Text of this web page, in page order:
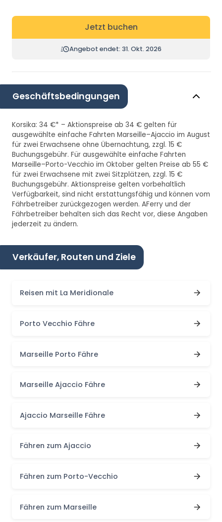
Jetzt buchen
Angebot endet: 31. Okt. 2026
Geschäftsbedingungen
Korsika: 34 €* – Aktionspreise ab 34 € gelten für
ausgewählte einfache Fahrten Marseille–Ajaccio im August
für zwei Erwachsene ohne Übernachtung, zzgl. 15 €
Buchungsgebühr. Für ausgewählte einfache Fahrten
Marseille–Porto-Vecchio im Oktober gelten Preise ab 55 €
für zwei Erwachsene mit zwei Sitzplätzen, zzgl. 15 €
Buchungsgebühr. Aktionspreise gelten vorbehaltlich
Verfügbarkeit, sind nicht erstattungsfähig und können vom
Fährbetreiber zurückgezogen werden. AFerry und der
Fährbetreiber behalten sich das Recht vor, diese Angaben
jederzeit zu ändern.
Verkäufer, Routen und Ziele
Reisen mit La Meridionale
Porto Vecchio Fähre
Marseille Porto Fähre
Marseille Ajaccio Fähre
Ajaccio Marseille Fähre
Fähren zum Ajaccio
Fähren zum Porto-Vecchio
Fähren zum Marseille